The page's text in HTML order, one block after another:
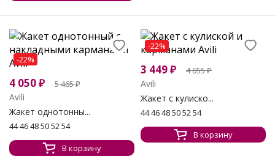
-22%
4 050₽ 5 465₽
Avili
Жакет однотонны...
44 46 48 50 52 54
В корзину
-22%
3 449₽ 4 655₽
Avili
Жакет с кулиско...
44 46 48 50 52 54
В корзину